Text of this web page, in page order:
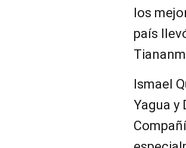
los
país
Ismael
Yagua y